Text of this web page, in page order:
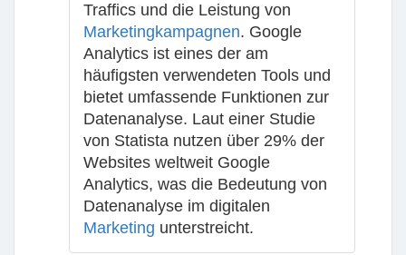
Traffics und die Leistung von
Marketingkampagnen. Google
Analytics ist eines der am
häufigsten verwendeten Tools und
bietet umfassende Funktionen zur
Datenanalyse. Laut einer Studie
von Statista nutzen über 29% der
Websites weltweit Google
Analytics, was die Bedeutung von
Datenanalyse im digitalen
Marketing unterstreicht.